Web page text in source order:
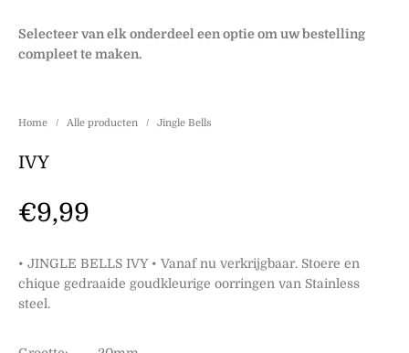
Home / Alle producten / Jingle Bells
IVY
€9,99
• JINGLE BELLS IVY • Vanaf nu verkrijgbaar. Stoere en
chique gedraaide goudkleurige oorringen van Stainless
steel.
Selecteer van elk onderdeel een optie om uw bestelling
compleet te maken.